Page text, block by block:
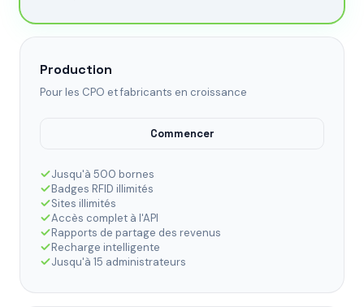
Production
Pour les CPO et fabricants en croissance
Commencer
Jusqu'à 500 bornes
Badges RFID illimités
Sites illimités
Accès complet à l'API
Rapports de partage des revenus
Recharge intelligente
Jusqu'à 15 administrateurs